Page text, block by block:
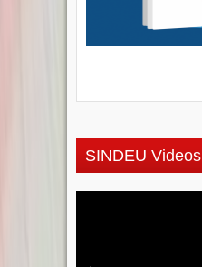
SINDEU Videos